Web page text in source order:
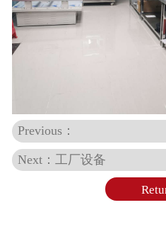
Previous：
Next：工厂设备